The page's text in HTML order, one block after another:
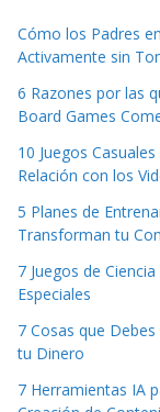
Cómo los Padres
Activamente sin
6 Razones por las
Board Games
10 Juegos
Relación con los
5 Planes de
Transforman tu
7 Juegos de
Especiales
7 Cosas que
tu Dinero
7 Herramientas IA